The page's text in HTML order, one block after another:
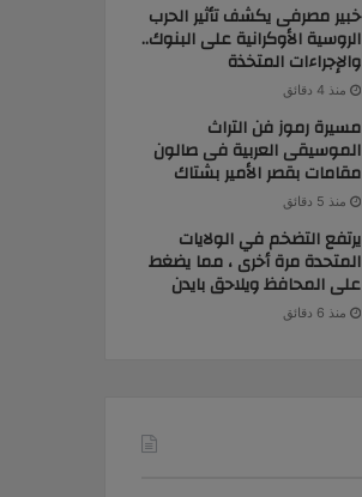
خبير مصرفى يكشف تأثير الحرب
الروسية الأوكرانية على البنوك..
والإجراءات المتخذة
منذ 4 دقائق
مسيرة رموز فن التراث
الموسيقى العربية فى صالون
مقامات بقصر الأمير بشتاك
منذ 5 دقائق
يرتفع التضخم في الولايات
المتحدة مرة أخرى ، مما يضغط
على المحافظ ويلاحق بايدن
منذ 6 دقائق